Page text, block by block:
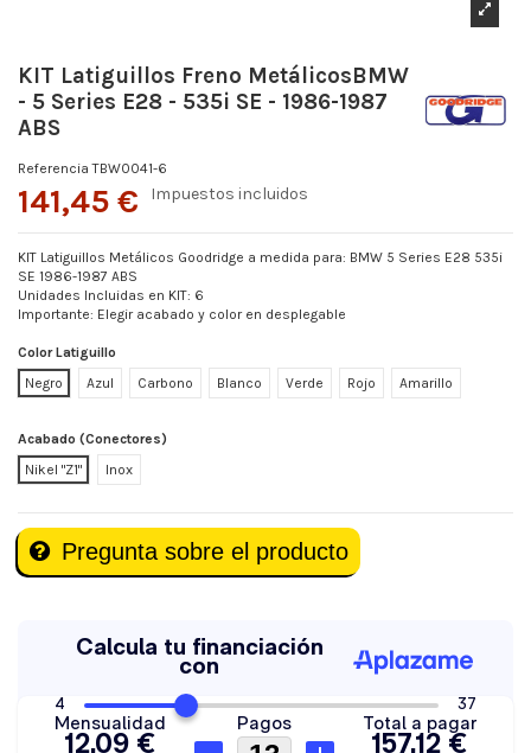
KIT Latiguillos Freno MetálicosBMW
- 5 Series E28 - 535i SE - 1986-1987
ABS
Referencia TBW0041-6
141,45 € Impuestos incluidos
KIT Latiguillos Metálicos Goodridge a medida para: BMW 5 Series E28 535i
SE 1986-1987 ABS
Unidades Incluidas en KIT: 6
Importante: Elegir acabado y color en desplegable
Color Latiguillo
Negro
Azul Carbono Blanco Verde Rojo Amarillo
Acabado (Conectores)
Nikel "Z1"
Inox
Pregunta sobre el producto